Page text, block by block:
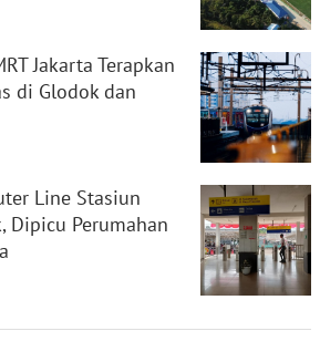
Jakarta Terapkan
di Glodok dan
Line Stasiun
Dipicu Perumahan